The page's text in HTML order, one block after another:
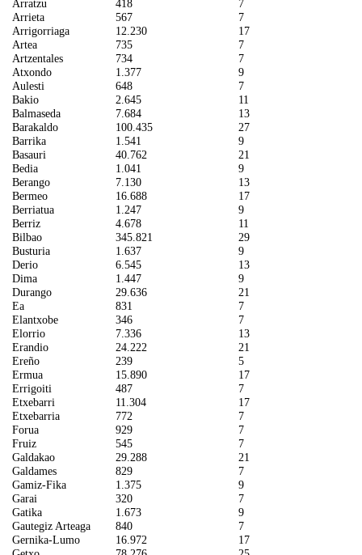
Arratzu
418
7
Arrieta
567
7
Arrigorriaga
12.230
17
Artea
735
7
Artzentales
734
7
Atxondo
1.377
9
Aulesti
648
7
Bakio
2.645
11
Balmaseda
7.684
13
Barakaldo
100.435
27
Barrika
1.541
9
Basauri
40.762
21
Bedia
1.041
9
Berango
7.130
13
Bermeo
16.688
17
Berriatua
1.247
9
Berriz
4.678
11
Bilbao
345.821
29
Busturia
1.637
9
Derio
6.545
13
Dima
1.447
9
Durango
29.636
21
Ea
831
7
Elantxobe
346
7
Elorrio
7.336
13
Erandio
24.222
21
Ereño
239
5
Ermua
15.890
17
Errigoiti
487
7
Etxebarri
11.304
17
Etxebarria
772
7
Forua
929
7
Fruiz
545
7
Galdakao
29.288
21
Galdames
829
7
Gamiz-Fika
1.375
9
Garai
320
7
Gatika
1.673
9
Gautegiz Arteaga
840
7
Gernika-Lumo
16.972
17